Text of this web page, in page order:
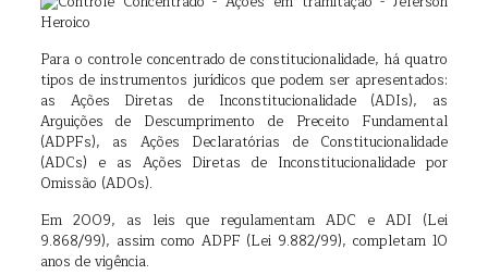
Para o controle concentrado de constitucionalidade, há quatro
tipos de instrumentos jurídicos que podem ser apresentados:
as Ações Diretas de Inconstitucionalidade (ADIs), as
Arguições de Descumprimento de Preceito Fundamental
(ADPFs), as Ações Declaratórias de Constitucionalidade
(ADCs) e as Ações Diretas de Inconstitucionalidade por
Omissão (ADOs).
Em 2009, as leis que regulamentam ADC e ADI (Lei
9.868/99), assim como ADPF (Lei 9.882/99), completam 10
anos de vigência.